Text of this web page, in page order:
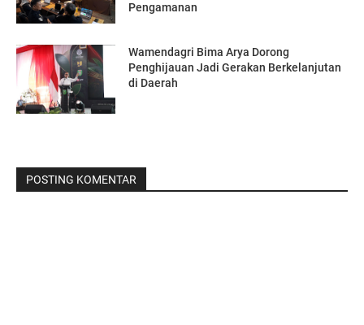
Pengamanan
Wamendagri Bima Arya Dorong
Penghijauan Jadi Gerakan Berkelanjutan
di Daerah
POSTING KOMENTAR